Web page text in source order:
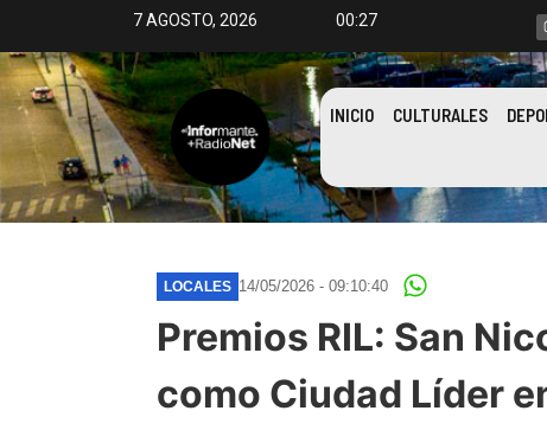
7 AGOSTO, 2026 00:27
INICIO CULTURALES
LOCALES 14/05/2026 - 09:10:40
Premios RIL: San
como Ciudad Líder